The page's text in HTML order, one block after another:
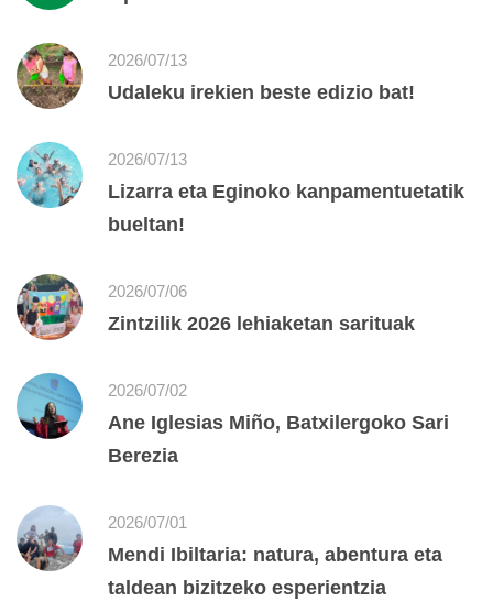
2026/07/13
Udaleku irekien beste edizio bat!
2026/07/13
Lizarra eta Eginoko kanpamentuetatik
bueltan!
2026/07/06
Zintzilik 2026 lehiaketan sarituak
2026/07/02
Ane Iglesias Miño, Batxilergoko Sari
Berezia
2026/07/01
Mendi Ibiltaria: natura, abentura eta
taldean bizitzeko esperientzia